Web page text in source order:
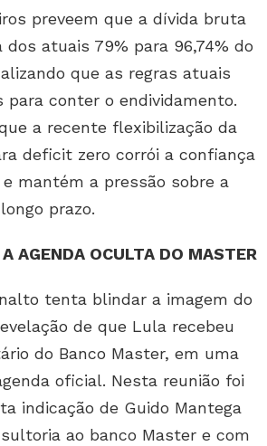
preveem que a dívida bruta
atuais 79% para 96,74% do
que as regras atuais
para conter o endividamento.
a recente flexibilização da
deficit zero corrói a confiança
mantém a pressão sobre a
prazo.
AGENDA OCULTA DO MASTER
tenta blindar a imagem do
de que Lula recebeu
do Banco Master, em uma
oficial. Nesta reunião foi
indicação de Guido Mantega
ao banco Master e com